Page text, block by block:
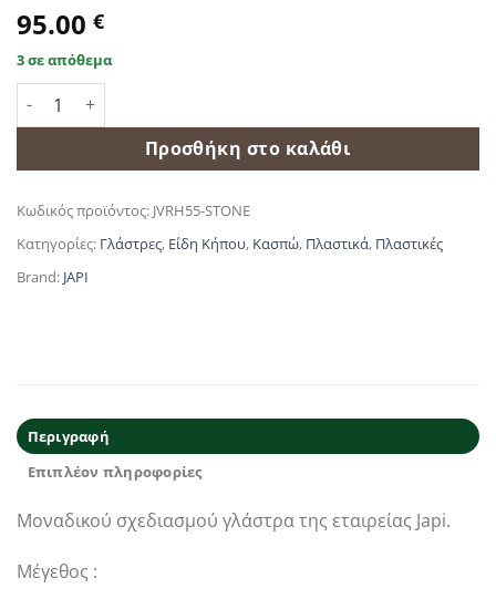
95.00 €
3 σε απόθεμα
Γλάστρα Japi Rustic Cask Stone JVRH55 ποσότητα
Προσθήκη στο καλάθι
Κωδικός προϊόντος: JVRH55-STONE
Κατηγορίες: Γλάστρες, Είδη Κήπου, Κασπώ, Πλαστικά, Πλαστικές
Brand: JAPI
Περιγραφή
Επιπλέον πληροφορίες
Μοναδικού σχεδιασμού γλάστρα της εταιρείας Japi.
Μέγεθος :